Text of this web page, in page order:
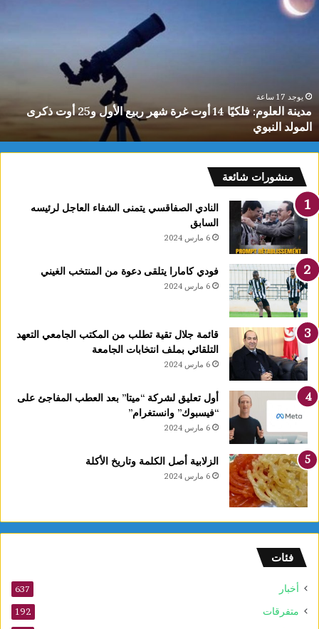
العلوم:
فلكيًا
ربيع
الأول
و25
أوت
ذكرى
المولد
النبوي
يوجد 17 ساعة
مدينة العلوم: فلكيًا 14 أوت غرة شهر ربيع الأول و25 أوت ذكرى
المولد النبوي
منشورات شائعة
النادي الصفاقسي يتمنى الشفاء العاجل لرئيسه
السابق
6 مارس 2024
فودي كامارا يتلقى دعوة من المنتخب الغيني
6 مارس 2024
قائمة جلال تقية تطلب من المكتب الجامعي التعهد
التلقائي بملف انتخابات الجامعة
6 مارس 2024
أول تعليق لشركة “ميتا” بعد العطب المفاجئ على
“فيسبوك” وانستغرام”
6 مارس 2024
الزلابية أصل الكلمة وتاريخ الأكلة
6 مارس 2024
فئات
أخبار 637
متفرقات 192